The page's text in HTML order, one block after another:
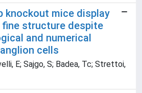
knockout mice display
fine structure despite
and numerical
cells
E; Sajgo, S; Badea, Tc; Strettoi,